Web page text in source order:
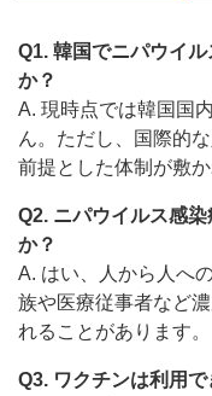
Q1. 韓国でニパウイ
か？
A. 現時点では韓国国
ん。ただし、国際的
前提とした体制が敷か
Q2. ニパウイルス感
か？
A. はい、人から人へ
族や医療従事者など
れることがあります。
Q3. ワクチンは利用で